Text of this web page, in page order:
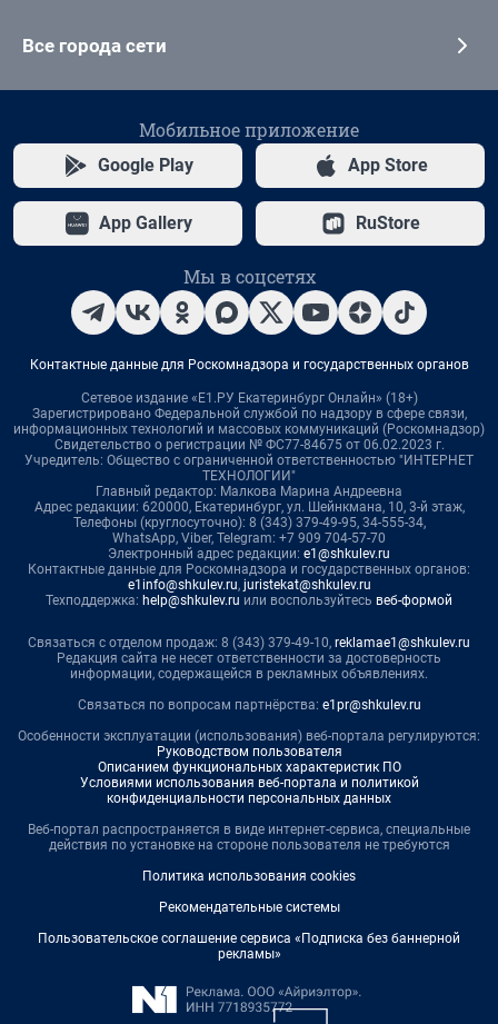
Все города сети
Мобильное приложение
Google Play App Store
App Gallery RuStore
Мы в соцсетях
Контактные данные для Роскомнадзора и государственных органов
Сетевое издание «Е1.РУ Екатеринбург Онлайн» (18+)
Зарегистрировано Федеральной службой по надзору в сфере связи,
информационных технологий и массовых коммуникаций (Роскомнадзор)
Свидетельство о регистрации № ФС77-84675 от 06.02.2023 г.
Учредитель: Общество с ограниченной ответственностью "ИНТЕРНЕТ
ТЕХНОЛОГИИ"
Главный редактор: Малкова Марина Андреевна
Адрес редакции: 620000, Екатеринбург, ул. Шейнкмана, 10, 3-й этаж,
Телефоны (круглосуточно): 8 (343) 379-49-95, 34-555-34,
WhatsApp, Viber, Telegram: +7 909 704-57-70
Электронный адрес редакции: e1@shkulev.ru
Контактные данные для Роскомнадзора и государственных органов:
e1info@shkulev.ru, juristekat@shkulev.ru
Техподдержка: help@shkulev.ru или воспользуйтесь веб-формой
Связаться с отделом продаж: 8 (343) 379-49-10, reklamae1@shkulev.ru
Редакция сайта не несет ответственности за достоверность
информации, содержащейся в рекламных объявлениях.
Связаться по вопросам партнёрства: e1pr@shkulev.ru
Особенности эксплуатации (использования) веб-портала регулируются:
Руководством пользователя
Описанием функциональных характеристик ПО
Условиями использования веб-портала и политикой
конфиденциальности персональных данных
Веб-портал распространяется в виде интернет-сервиса, специальные
действия по установке на стороне пользователя не требуются
Политика использования cookies
Рекомендательные системы
Пользовательское соглашение сервиса «Подписка без баннерной
рекламы»